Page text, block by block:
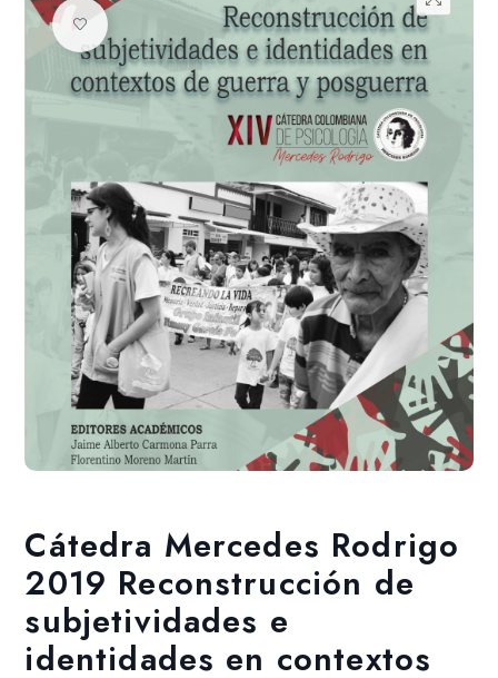
Añadir a la lista de deseos
Cátedra Mercedes Rodrigo
2019 Reconstrucción de
subjetividades e
identidades en contextos